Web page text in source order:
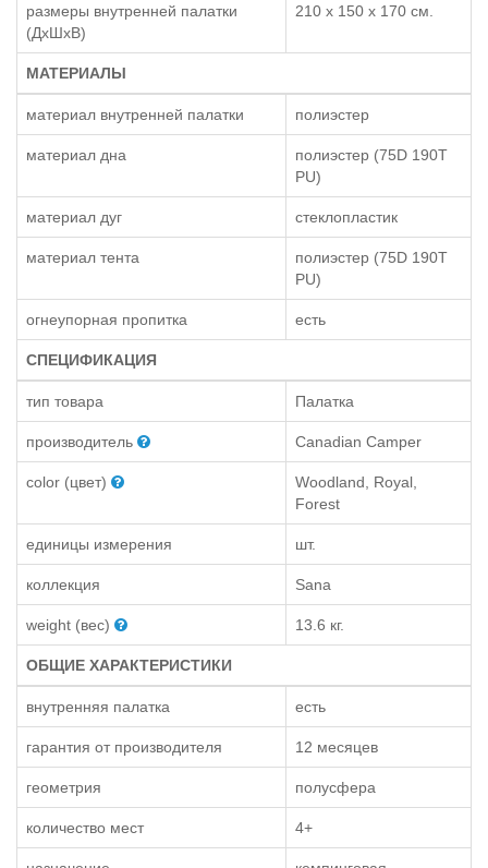
размеры внутренней палатки
(ДхШхВ)
210 x 150 x 170 см.
МАТЕРИАЛЫ
материал внутренней палатки полиэстер
материал дна
полиэстер (75D 190T
PU)
материал дуг стеклопластик
материал тента
полиэстер (75D 190T
PU)
огнеупорная пропитка есть
СПЕЦИФИКАЦИЯ
тип товара Палатка
производитель Canadian Camper
color (цвет)
Woodland, Royal,
Forest
единицы измерения шт.
коллекция Sana
weight (вес) 13.6 кг.
ОБЩИЕ ХАРАКТЕРИСТИКИ
внутренняя палатка есть
гарантия от производителя 12 месяцев
геометрия полусфера
количество мест 4+